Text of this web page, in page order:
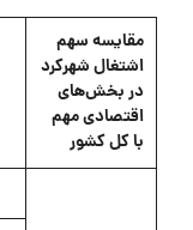
مقایسه سهم
اشتغال شهرکرد
در بخش‌های
اقتصادی مهم
با کل کشور